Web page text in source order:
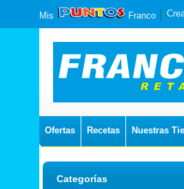
Mis Franco
Ofertas Recetas Nuestras
Categorías